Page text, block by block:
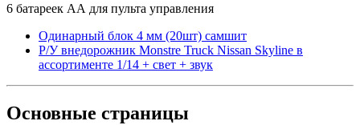
6 батареек АА для пульта управления
Одинарный блок 4 мм (20шт) самшит
Р/У внедорожник Monstre Truck Nissan Skyline в
ассортименте 1/14 + свет + звук
Основные страницы